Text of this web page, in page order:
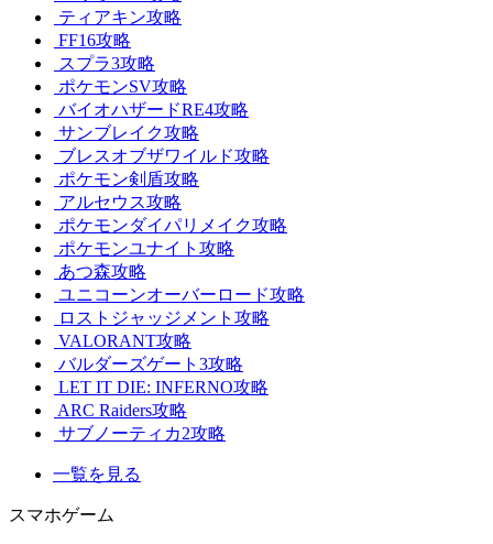
ティアキン攻略
FF16攻略
スプラ3攻略
ポケモンSV攻略
バイオハザードRE4攻略
サンブレイク攻略
ブレスオブザワイルド攻略
ポケモン剣盾攻略
アルセウス攻略
ポケモンダイパリメイク攻略
ポケモンユナイト攻略
あつ森攻略
ユニコーンオーバーロード攻略
ロストジャッジメント攻略
VALORANT攻略
バルダーズゲート3攻略
LET IT DIE: INFERNO攻略
ARC Raiders攻略
サブノーティカ2攻略
一覧を見る
スマホゲーム